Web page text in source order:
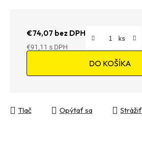
€74,07 bez DPH
€91,11
DO KOŠÍKA
Tlač Opýtať sa Strážiť